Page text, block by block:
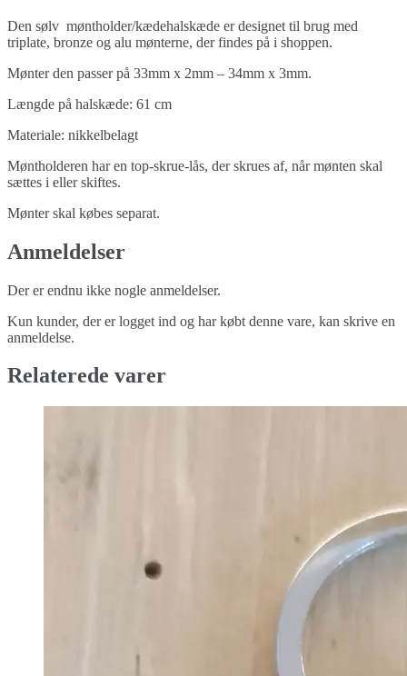
Den sølv møntholder/kædehalskæde er designet til brug med
triplate, bronze og alu mønterne, der findes på i shoppen.
Mønter den passer på 33mm x 2mm – 34mm x 3mm.
Længde på halskæde: 61 cm
Materiale: nikkelbelagt
Møntholderen har en top-skrue-lås, der skrues af, når mønten skal
sættes i eller skiftes.
Mønter skal købes separat.
Anmeldelser
Der er endnu ikke nogle anmeldelser.
Kun kunder, der er logget ind og har købt denne vare, kan skrive en
anmeldelse.
Relaterede varer